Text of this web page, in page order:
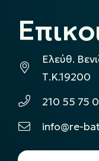
Ελεύθ.
Τ.Κ.19200
210 55 75
info@re-